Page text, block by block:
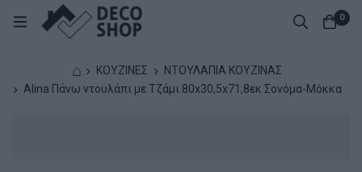
0
⌂ ΚΟΥΖΙΝΕΣ
ΝΤΟΥΛΑΠΙΑ ΚΟΥΖΙΝΑΣ
Alina Πάνω ντουλάπι με Τζάμι 80x30,5x71,8εκ Σονόμα-Μόκκα